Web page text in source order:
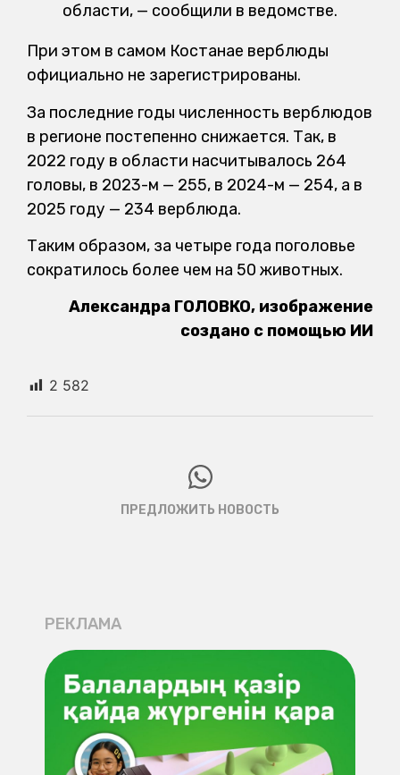
области, — сообщили в ведомстве.
При этом в самом Костанае верблюды
официально не зарегистрированы.
За последние годы численность верблюдов
в регионе постепенно снижается. Так, в
2022 году в области насчитывалось 264
головы, в 2023-м — 255, в 2024-м — 254, а в
2025 году — 234 верблюда.
Таким образом, за четыре года поголовье
сократилось более чем на 50 животных.
Александра ГОЛОВКО, изображение
создано с помощью ИИ
2 582
ПРЕДЛОЖИТЬ НОВОСТЬ
РЕКЛАМА